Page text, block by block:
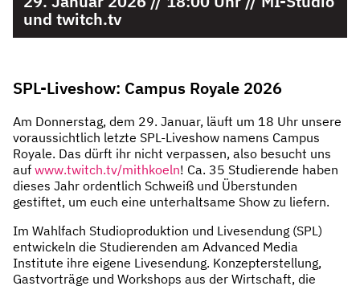
und twitch.tv
SPL-Liveshow: Campus Royale 2026
Am Donnerstag, dem 29. Januar, läuft um 18 Uhr unsere
voraussichtlich letzte SPL-Liveshow namens Campus
Royale. Das dürft ihr nicht verpassen, also besucht uns
auf www.twitch.tv/mithkoeln! Ca. 35 Studierende haben
dieses Jahr ordentlich Schweiß und Überstunden
gestiftet, um euch eine unterhaltsame Show zu liefern.
Im Wahlfach Studioproduktion und Livesendung (SPL)
entwickeln die Studierenden am Advanced Media
Institute ihre eigene Livesendung. Konzepterstellung,
Gastvorträge und Workshops aus der Wirtschaft, die